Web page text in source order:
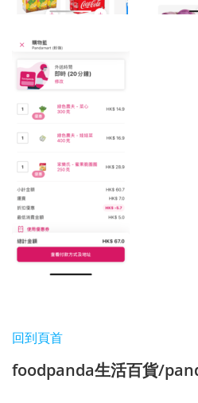
回到頁首
foodpanda生活百貨/